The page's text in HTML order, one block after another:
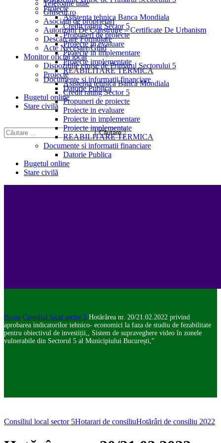
Proiecte
Asistenta tehnica Banca Mondiala
Credit rating Sector 5
Propuneri de proiecte
Proiecte in evaluare
Proiecte in implementare
Proiecte implementate
REABILITARE TERMICA
Documente si informatii financiare
Datorie Publica
Bugetul online
Stare civilă
Telefoane utile
Ghișeul.ro
Asociații de proprietari
Autorizații De Construire – Certificate De Urbanism
Descărcare Formulare
Acte Necesare/Ghid
Monitor oficial local
Dispozitiile emise de Primarul Sectorului 5
Proiecte
Asistenta tehnica Banca Mondiala
Credit rating Sector 5
Propuneri de proiecte
Proiecte in evaluare
Proiecte in implementare
Proiecte implementate
REABILITARE TERMICA
Documente si informatii financiare
Datorie Publica
Bugetul online
Stare civilă
Home Consiliul local sector 5 Hotărârea nr. 20/21.02.2022 privind
aprobarea indicatorilor tehnico- economici la faza de studiu de fezabilitate
pentru obiectivul de investiții,, Sistem de supraveghere video în zonele
vulnerabile din Sectorul 5 al Municipiului București,”
Consiliul local sector 5Hotarari de consiliuHotărâri de consiliu 2022